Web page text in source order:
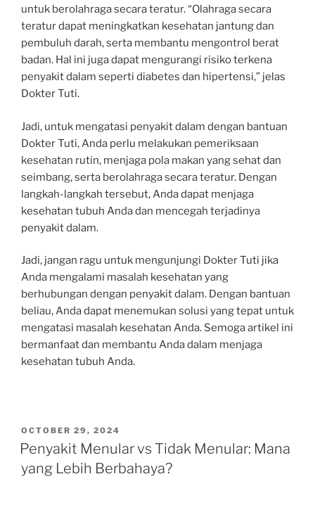
untuk berolahraga secara teratur. “Olahraga secara
teratur dapat meningkatkan kesehatan jantung dan
pembuluh darah, serta membantu mengontrol berat
badan. Hal ini juga dapat mengurangi risiko terkena
penyakit dalam seperti diabetes dan hipertensi,” jelas
Dokter Tuti.
Jadi, untuk mengatasi penyakit dalam dengan bantuan
Dokter Tuti, Anda perlu melakukan pemeriksaan
kesehatan rutin, menjaga pola makan yang sehat dan
seimbang, serta berolahraga secara teratur. Dengan
langkah-langkah tersebut, Anda dapat menjaga
kesehatan tubuh Anda dan mencegah terjadinya
penyakit dalam.
Jadi, jangan ragu untuk mengunjungi Dokter Tuti jika
Anda mengalami masalah kesehatan yang
berhubungan dengan penyakit dalam. Dengan bantuan
beliau, Anda dapat menemukan solusi yang tepat untuk
mengatasi masalah kesehatan Anda. Semoga artikel ini
bermanfaat dan membantu Anda dalam menjaga
kesehatan tubuh Anda.
POSTED
ON
OCTOBER 29, 2024
Penyakit Menular vs Tidak Menular: Mana
yang Lebih Berbahaya?